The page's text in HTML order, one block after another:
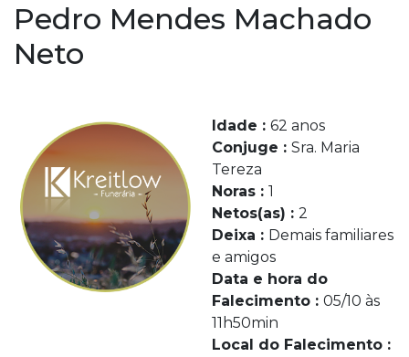
Pedro Mendes Machado
Neto
Idade : 62 anos
Conjuge : Sra. Maria
Tereza
Noras : 1
Netos(as) : 2
Deixa : Demais familiares
e amigos
Data e hora do
Falecimento : 05/10 às
11h50min
Local do Falecimento :